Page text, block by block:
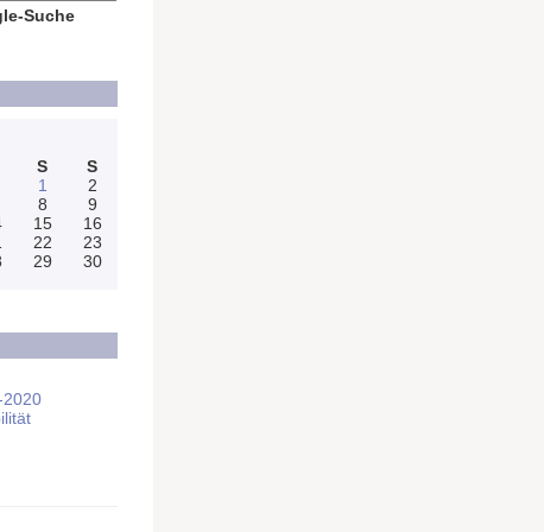
Suche
S
S
1
2
8
9
15
16
22
23
29
30
2020